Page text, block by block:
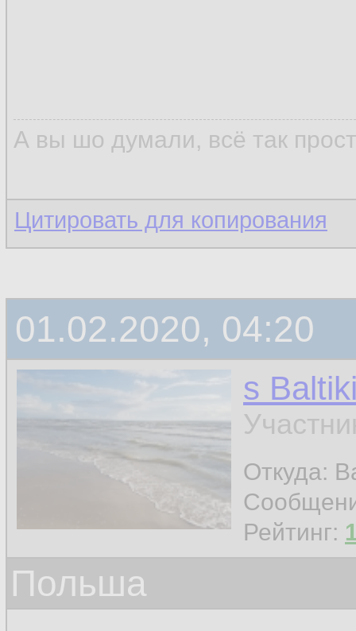
А вы шо думали, всё так
Цитировать для копирования
01.02.2020, 04:20
s
Откуда:
Рейтинг:
Польша